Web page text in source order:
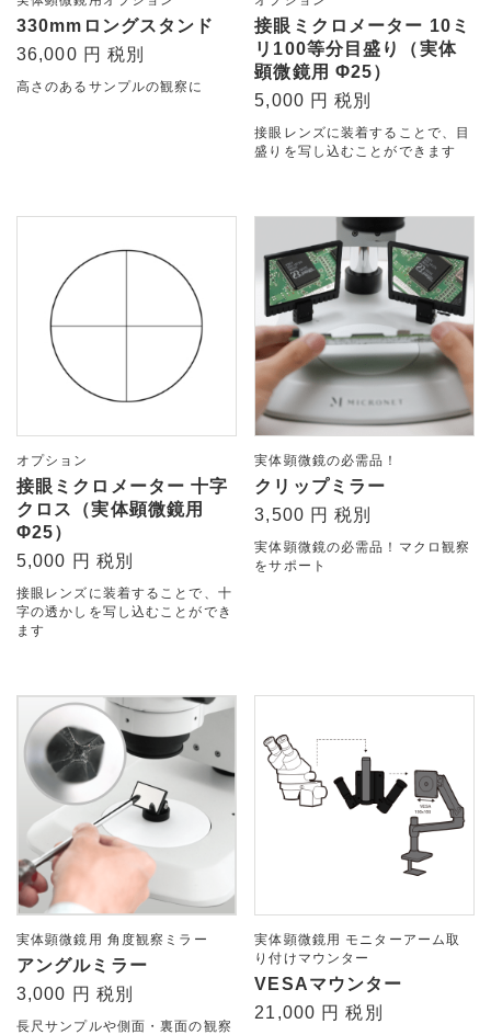
330mmロングスタンド
36,000 円 税別
高さのあるサンプルの観察に
接眼ミクロメーター 10ミ
リ100等分目盛り（実体
顕微鏡用 Φ25）
5,000 円 税別
接眼レンズに装着することで、目
盛りを写し込むことができます
オプション
接眼ミクロメーター 十字
クロス（実体顕微鏡用
Φ25）
5,000 円 税別
接眼レンズに装着することで、十
字の透かしを写し込むことができ
ます
実体顕微鏡の必需品！
クリップミラー
3,500 円 税別
実体顕微鏡の必需品！マクロ観察
をサポート
実体顕微鏡用 角度観察ミラー
アングルミラー
3,000 円 税別
長尺サンプルや側面・裏面の観察
実体顕微鏡用 モニターアーム取
り付けマウンター
VESAマウンター
21,000 円 税別